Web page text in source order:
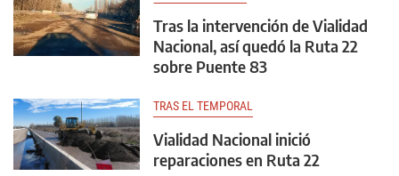
Tras la intervención de Vialidad
Nacional, así quedó la Ruta 22
sobre Puente 83
TRAS EL TEMPORAL
Vialidad Nacional inició
reparaciones en Ruta 22